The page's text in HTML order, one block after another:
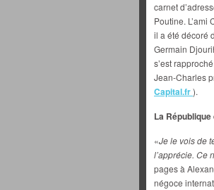
carnet
Poutine.
il a été décoré
Germain
s’est
Jean-Charles
Capital.fr).
La
«Je le vois de
l’apprécie. Ce
pages à
négoce